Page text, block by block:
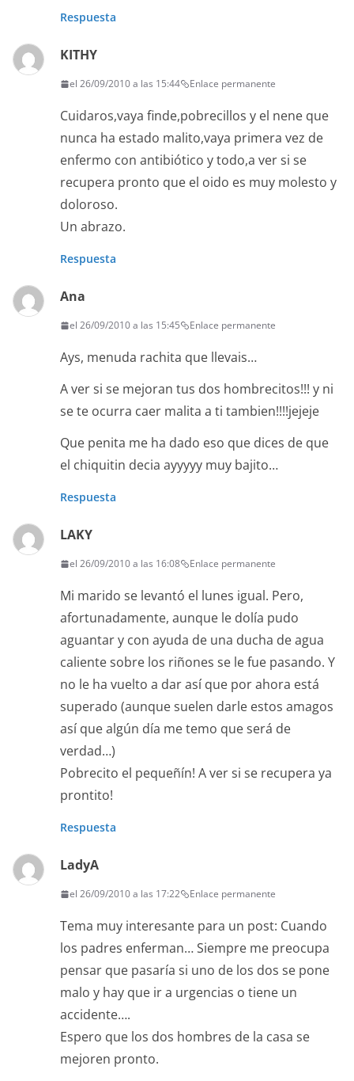
Respuesta
KITHY
el 26/09/2010 a las 15:44 Enlace permanente
Cuidaros,vaya finde,pobrecillos y el nene que
nunca ha estado malito,vaya primera vez de
enfermo con antibiótico y todo,a ver si se
recupera pronto que el oido es muy molesto y
doloroso.
Un abrazo.
Respuesta
Ana
el 26/09/2010 a las 15:45 Enlace permanente
Ays, menuda rachita que llevais…
A ver si se mejoran tus dos hombrecitos!!! y ni
se te ocurra caer malita a ti tambien!!!!jejeje
Que penita me ha dado eso que dices de que
el chiquitin decia ayyyyy muy bajito…
Respuesta
LAKY
el 26/09/2010 a las 16:08 Enlace permanente
Mi marido se levantó el lunes igual. Pero,
afortunadamente, aunque le dolía pudo
aguantar y con ayuda de una ducha de agua
caliente sobre los riñones se le fue pasando. Y
no le ha vuelto a dar así que por ahora está
superado (aunque suelen darle estos amagos
así que algún día me temo que será de
verdad…)
Pobrecito el pequeñín! A ver si se recupera ya
prontito!
Respuesta
LadyA
el 26/09/2010 a las 17:22 Enlace permanente
Tema muy interesante para un post: Cuando
los padres enferman… Siempre me preocupa
pensar que pasaría si uno de los dos se pone
malo y hay que ir a urgencias o tiene un
accidente….
Espero que los dos hombres de la casa se
mejoren pronto.